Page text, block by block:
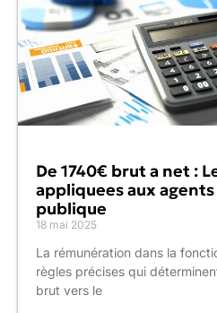
De 1740€ brut a net :
appliquees aux
publique
18 mai 2025
La rémunération dans la
règles précises qui
brut vers le